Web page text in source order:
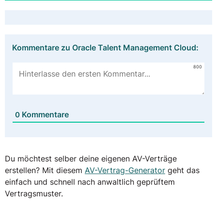
Kommentare zu Oracle Talent Management Cloud:
800
0 Kommentare
Du möchtest selber deine eigenen AV-Verträge
erstellen? Mit diesem AV-Vertrag-Generator geht das
einfach und schnell nach anwaltlich geprüftem
Vertragsmuster.